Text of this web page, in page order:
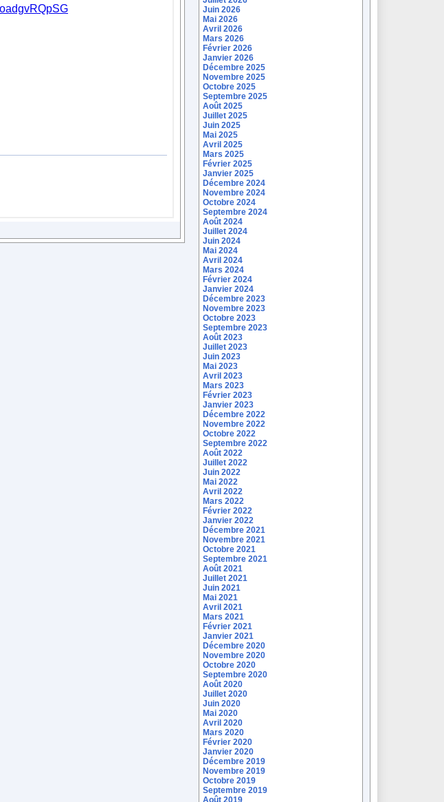
Juin 2026
Mai 2026
Avril 2026
Mars 2026
Février 2026
Janvier 2026
Décembre 2025
Novembre 2025
Octobre 2025
Septembre 2025
Août 2025
Juillet 2025
Juin 2025
Mai 2025
Avril 2025
Mars 2025
Février 2025
Janvier 2025
Décembre 2024
Novembre 2024
Octobre 2024
Septembre 2024
Août 2024
Juillet 2024
Juin 2024
Mai 2024
Avril 2024
Mars 2024
Février 2024
Janvier 2024
Décembre 2023
Novembre 2023
Octobre 2023
Septembre 2023
Août 2023
Juillet 2023
Juin 2023
Mai 2023
Avril 2023
Mars 2023
Février 2023
Janvier 2023
Décembre 2022
Novembre 2022
Octobre 2022
Septembre 2022
Août 2022
Juillet 2022
Juin 2022
Mai 2022
Avril 2022
Mars 2022
Février 2022
Janvier 2022
Décembre 2021
Novembre 2021
Octobre 2021
Septembre 2021
Août 2021
Juillet 2021
Juin 2021
Mai 2021
Avril 2021
Mars 2021
Février 2021
Janvier 2021
Décembre 2020
Novembre 2020
Octobre 2020
Septembre 2020
Août 2020
Juillet 2020
Juin 2020
Mai 2020
Avril 2020
Mars 2020
Février 2020
Janvier 2020
Décembre 2019
Novembre 2019
Octobre 2019
Septembre 2019
Août 2019